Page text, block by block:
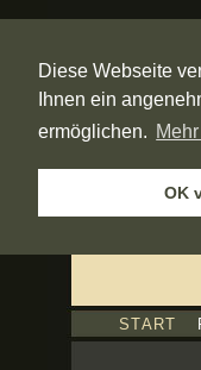
Diese Webseite
Ihnen ein
ermöglichen.
OK
START